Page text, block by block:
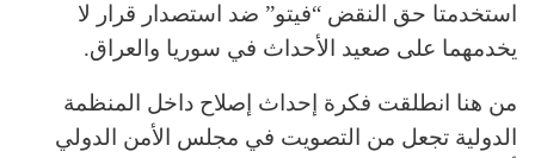
استخدمتا حق النقض “فيتو” ضد استصدار قرار لا
يخدمهما على صعيد الأحداث في سوريا والعراق.
من هنا انطلقت فكرة إحداث إصلاح داخل المنظمة
الدولية تجعل من التصويت في مجلس الأمن الدولي